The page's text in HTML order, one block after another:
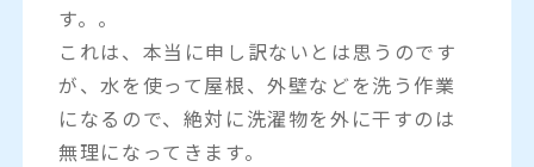
す。。
これは、本当に申し訳ないとは思うのです
が、水を使って屋根、外壁などを洗う作業
になるので、絶対に洗濯物を外に干すのは
無理になってきます。